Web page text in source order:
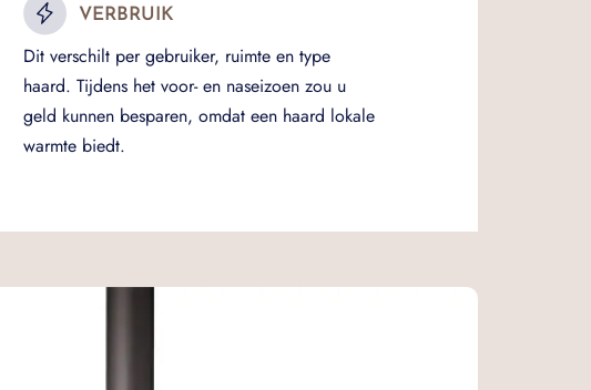
VERBRUIK
Dit verschilt per gebruiker, ruimte en type
haard. Tijdens het voor- en naseizoen zou u
geld kunnen besparen, omdat een haard lokale
warmte biedt.